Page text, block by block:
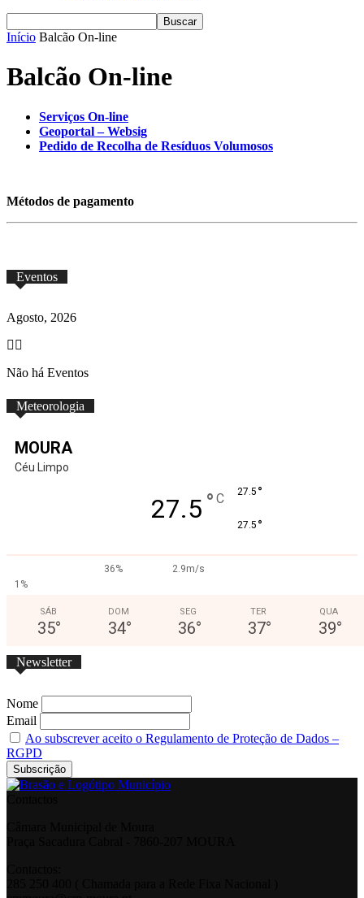
Início Balcão On-line
Balcão On-line
Serviços On-line
Geoportal – Websig
Pedido de Recolha de Resíduos Volumosos
Métodos de pagamento
Eventos
Agosto, 2026
Não há Eventos
Meteorologia
MOURA
Céu Limpo
27.5 ° C 27.5 °
27.5 °
36%
2.9m/s
1%
SÁB
35°
DOM
34°
SEG
36°
TER
37°
QUA
39°
Newsletter
Nome
Email
Ao subscrever aceito o Regulamento de Proteção de Dados –
RGPD